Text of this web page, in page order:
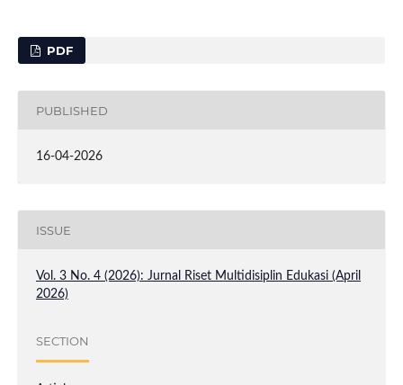
PDF
PUBLISHED
16-04-2026
ISSUE
Vol. 3 No. 4 (2026): Jurnal Riset Multidisiplin Edukasi (April
2026)
SECTION